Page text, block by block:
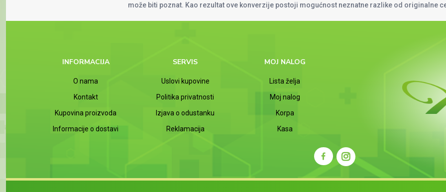
može biti poznat. Kao rezultat ove konverzije postoji mogućnost neznatne razlike od originalne
INFORMACIJA
O nama
Kontakt
Kupovina proizvoda
Informacije o dostavi
SERVIS
Uslovi kupovine
Politika privatnosti
Izjava o odustanku
Reklamacija
MOJ NALOG
Lista želja
Moj nalog
Korpa
Kasa